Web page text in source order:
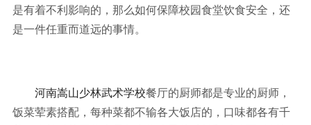
是有着不利影响的，那么如何保障校园食堂饮食安全，还
是一件任重而道远的事情。
河南嵩山少林武术学校餐厅的厨师都是专业的厨师，
饭菜荤素搭配，每种菜都不输各大饭店的，口味都各有千